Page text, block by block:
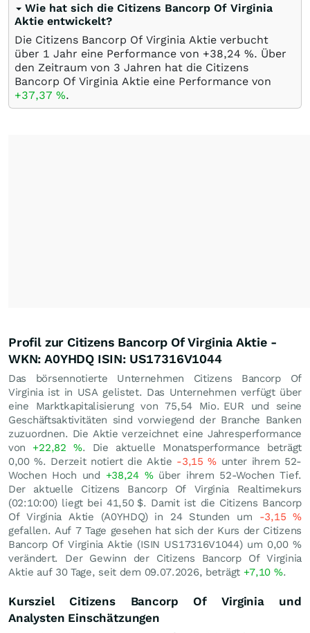
Wie hat sich die Citizens Bancorp Of Virginia
Aktie entwickelt?
Die Citizens Bancorp Of Virginia Aktie verbucht
über 1 Jahr eine Performance von +38,24 %. Über
den Zeitraum von 3 Jahren hat die Citizens
Bancorp Of Virginia Aktie eine Performance von
+37,37 %.
Profil zur Citizens Bancorp Of Virginia Aktie -
WKN: A0YHDQ ISIN: US17316V1044
Das börsennotierte Unternehmen Citizens Bancorp Of
Virginia ist in USA gelistet. Das Unternehmen verfügt über
eine Marktkapitalisierung von 75,54 Mio. EUR und seine
Geschäftsaktivitäten sind vorwiegend der Branche Banken
zuzuordnen. Die Aktie verzeichnet eine Jahresperformance
von +22,82 %. Die aktuelle Monatsperformance beträgt
0,00%. Derzeit notiert die Aktie -3,15% unter ihrem 52-
Wochen Hoch und +38,24 %über ihrem 52-Wochen Tief.
Der aktuelle Citizens Bancorp Of Virginia Realtimekurs
(02:10:00) liegt bei 41,50 $. Damit ist die Citizens Bancorp
Of Virginia Aktie (A0YHDQ) in 24 Stunden um -3,15%
gefallen. Auf 7 Tage gesehen hat sich der Kurs der Citizens
Bancorp Of Virginia Aktie (ISIN US17316V1044) um 0,00%
verändert. Der Gewinn der Citizens Bancorp Of Virginia
Aktie auf 30 Tage, seit dem 09.07.2026, beträgt +7,10 %.
Kursziel Citizens Bancorp Of Virginia und
Analysten Einschätzungen